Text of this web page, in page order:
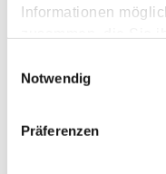
Informationen
gesammelt haben.
Notwendig
Präferenzen
Langtext
empfehlen
Strenge
doppelte